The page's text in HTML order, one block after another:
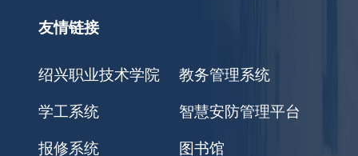
友情链接
绍兴职业技术学院
教务管理系统
学工系统
智慧安防管理平台
报修系统
图书馆